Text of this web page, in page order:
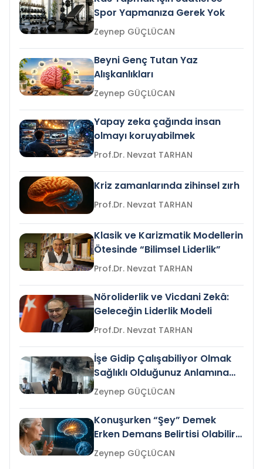
Spor Yapmanıza Gerek Yok
Zeynep GÜÇLÜCAN
Beyni Genç Tutan Yaz
Alışkanlıkları
Zeynep GÜÇLÜCAN
Yapay zeka çağında insan
olmayı koruyabilmek
Prof.Dr. Nevzat TARHAN
Kriz zamanlarında zihinsel zırh
Prof.Dr. Nevzat TARHAN
Klasik ve Karizmatik Modellerin
Ötesinde “Bilimsel Liderlik”
Prof.Dr. Nevzat TARHAN
Nöroliderlik ve Vicdani Zekâ:
Geleceğin Liderlik Modeli
Prof.Dr. Nevzat TARHAN
İşe Gidip Çalışabiliyor Olmak
Sağlıklı Olduğunuz Anlamına
Gelir mi?Zeynep GÜÇLÜCAN
Konuşurken “Şey” Demek
Erken Demans Belirtisi Olabilir
mi?
Zeynep GÜÇLÜCAN